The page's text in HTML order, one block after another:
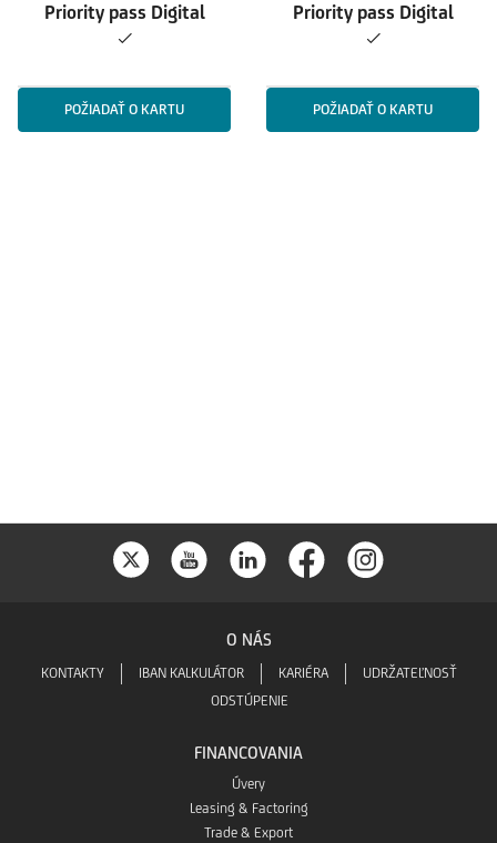
Priority pass Digital
✓
POŽIADAŤ O KARTU
Priority pass Digital
✓
POŽIADAŤ O KARTU
O NÁS
KONTAKTY IBAN KALKULÁTOR KARIÉRA
UDRŽATEĽNOSŤ
ODSTÚPENIE
FINANCOVANIA
Úvery
Leasing & Factoring
Trade & Export